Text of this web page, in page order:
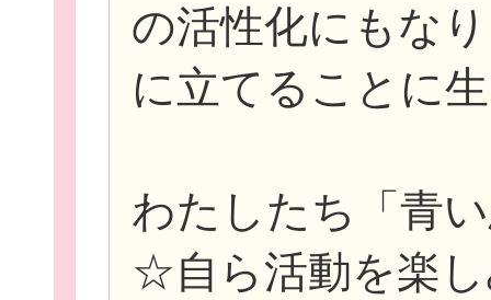
の活性化にもな
に立てることに
わたしたち「青
☆自ら活動を楽